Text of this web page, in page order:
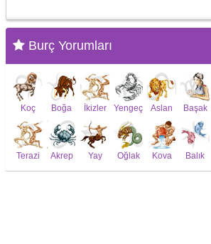
Burç Yorumları
Koç Boğa İkizler Yengeç Aslan Başak
Terazi Akrep Yay Oğlak Kova Balık